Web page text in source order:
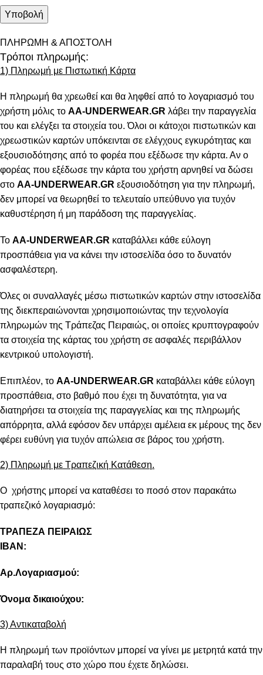
ΠΛΗΡΩΜΗ & ΑΠΟΣΤΟΛΗ
Τρόποι πληρωμής:
1) Πληρωμή με Πιστωτική Κάρτα
Η πληρωμή θα χρεωθεί και θα ληφθεί από το λογαριασμό του
χρήστη μόλις το AA-UNDERWEAR.GR λάβει την παραγγελία
του και ελέγξει τα στοιχεία του. Όλοι οι κάτοχοι πιστωτικών και
χρεωστικών καρτών υπόκεινται σε ελέγχους εγκυρότητας και
εξουσιοδότησης από το φορέα που εξέδωσε την κάρτα. Αν ο
φορέας που εξέδωσε την κάρτα του χρήστη αρνηθεί να δώσει
στο AA-UNDERWEAR.GR εξουσιοδότηση για την πληρωμή,
δεν μπορεί να θεωρηθεί το τελευταίο υπεύθυνο για τυχόν
καθυστέρηση ή μη παράδοση της παραγγελίας.
Το AA-UNDERWEAR.GR καταβάλλει κάθε εύλογη
προσπάθεια για να κάνει την ιστοσελίδα όσο το δυνατόν
ασφαλέστερη.
Όλες οι συναλλαγές μέσω πιστωτικών καρτών στην ιστοσελίδα
της διεκπεραιώνονται χρησιμοποιώντας την τεχνολογία
πληρωμών της Τράπεζας Πειραιώς, οι οποίες κρυπτογραφούν
τα στοιχεία της κάρτας του χρήστη σε ασφαλές περιβάλλον
κεντρικού υπολογιστή.
Επιπλέον, το AA-UNDERWEAR.GR καταβάλλει κάθε εύλογη
προσπάθεια, στο βαθμό που έχει τη δυνατότητα, για να
διατηρήσει τα στοιχεία της παραγγελίας και της πληρωμής
απόρρητα, αλλά εφόσον δεν υπάρχει αμέλεια εκ μέρους της δεν
φέρει ευθύνη για τυχόν απώλεια σε βάρος του χρήστη.
2) Πληρωμή με Τραπεζική Κατάθεση.
Ο χρήστης μπορεί να καταθέσει το ποσό στον παρακάτω
τραπεζικό λογαριασμό:
ΤΡΑΠΕΖΑ ΠΕΙΡΑΙΩΣ
IBAN:
Αρ.Λογαριασμού:
Όνομα δικαιούχου:
3) Αντικαταβολή
Η πληρωμή των προϊόντων μπορεί να γίνει με μετρητά κατά την
παραλαβή τους στο χώρο που έχετε δηλώσει.